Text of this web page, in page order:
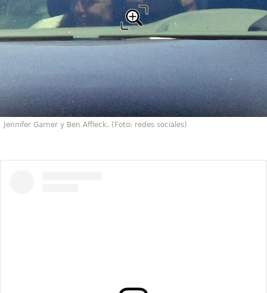
Jennifer Garner y Ben Affleck. (Foto: redes sociales)